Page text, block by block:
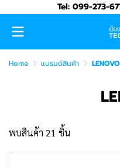
Tel: 099-273-
Home แบรนด์สินค้า LENOVO
พบสินค้า 21 ชิ้น